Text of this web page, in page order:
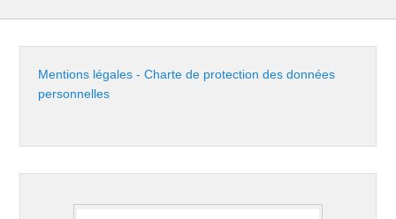
Mentions légales - Charte de protection des données
personnelles